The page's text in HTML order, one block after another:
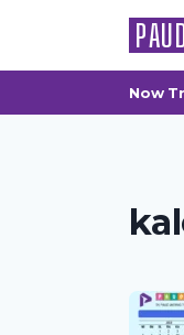
Now
(Persatuan Orang Tua